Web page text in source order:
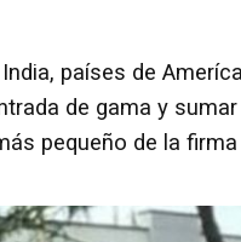
países de
de gama y
pequeño de la firma